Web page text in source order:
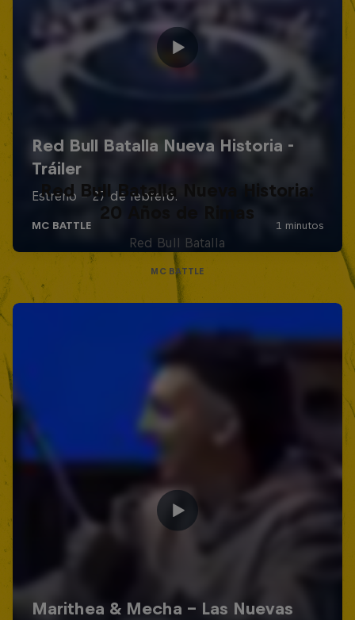
Red Bull Batalla Nueva Historia:
20 Años de Rimas
Red Bull Batalla
MC BATTLE